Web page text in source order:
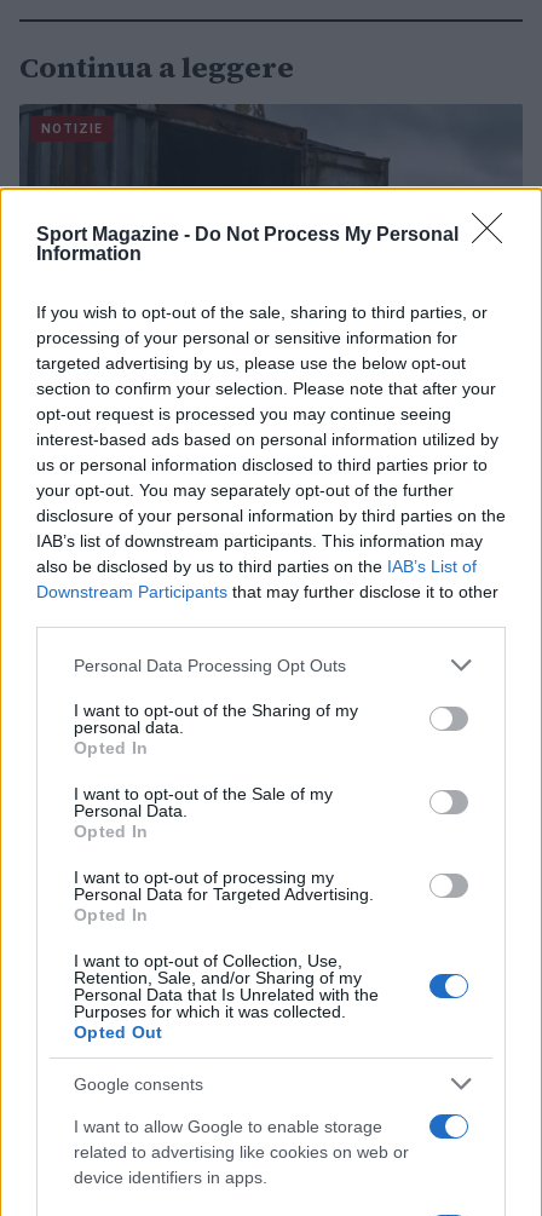
Sport Magazine - Do Not Process My Personal
Information
If you wish to opt-out of the sale, sharing to third parties, or
processing of your personal or sensitive information for
targeted advertising by us, please use the below opt-out
section to confirm your selection. Please note that after your
opt-out request is processed you may continue seeing
interest-based ads based on personal information utilized by
us or personal information disclosed to third parties prior to
your opt-out. You may separately opt-out of the further
disclosure of your personal information by third parties on the
IAB’s list of downstream participants. This information may
also be disclosed by us to third parties on the IAB’s List of
Downstream Participants that may further disclose it to other
Please note that this website/app uses one or more Google
not limited to your visit or usage behaviour. You may click to
grant or deny consent to Google and its third-party tags to
use your data for below specified purposes in below Google
consent section.
Personal Data Processing Opt Outs
I want to opt-out of the Sharing of my
personal data.
Opted In
I want to opt-out of the Sale of my
Personal Data.
Opted In
I want to opt-out of processing my
Personal Data for Targeted Advertising.
Opted In
I want to opt-out of Collection, Use,
Retention, Sale, and/or Sharing of my
Personal Data that Is Unrelated with the
Purposes for which it was collected.
Opted Out
Google consents
I want to allow Google to enable storage
related to advertising like cookies on web or
device identifiers in apps.
Continua a leggere
NOTIZIE
Scoperte carcasse di moto e motori in container
destinati al Senegal
Ilaria Mauri · 4 Ago 2026
NOTIZIE
Nuova Zelanda: ondata di freddo eccezionale porta
neve a bassa quota
Francesca Lombardi · 4 Ago 2026
NOTIZIE